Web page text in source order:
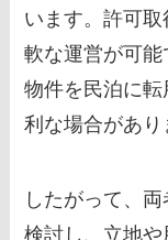
います。許可
軟な運営が可
物件を民泊に
利な場合があり
したがって、
検討し、立地